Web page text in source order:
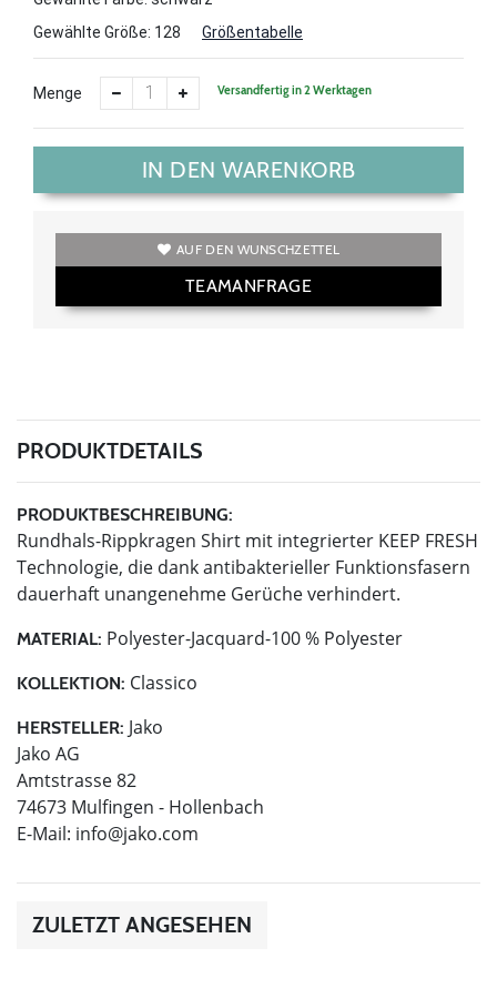
Gewählte Größe: 128 Größentabelle
Menge Versandfertig in 2 Werktagen
IN DEN WARENKORB
AUF DEN WUNSCHZETTEL
TEAMANFRAGE
PRODUKTDETAILS
PRODUKTBESCHREIBUNG:
Rundhals-Rippkragen Shirt mit integrierter KEEP FRESH
Technologie, die dank antibakterieller Funktionsfasern
dauerhaft unangenehme Gerüche verhindert.
MATERIAL: Polyester-Jacquard-100 % Polyester
KOLLEKTION: Classico
HERSTELLER: Jako
Jako AG
Amtstrasse 82
74673 Mulfingen - Hollenbach
E-Mail: info@jako.com
ZULETZT ANGESEHEN